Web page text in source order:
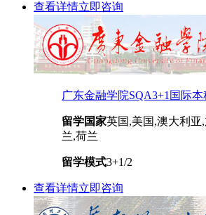
查看详情立即咨询
广东金融学院SQA3+1国际本
留学国家英国,美国,澳大利亚
兰,荷兰
留学模式3+1/2
查看详情立即咨询